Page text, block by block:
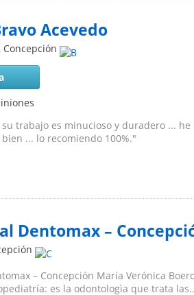
Acevedo
, Concepción
trabajo es minucioso y duradero ...
... lo recomiendo 100%."
Dentomax –
– Concepción María Verónica
es la odontologìa que trata